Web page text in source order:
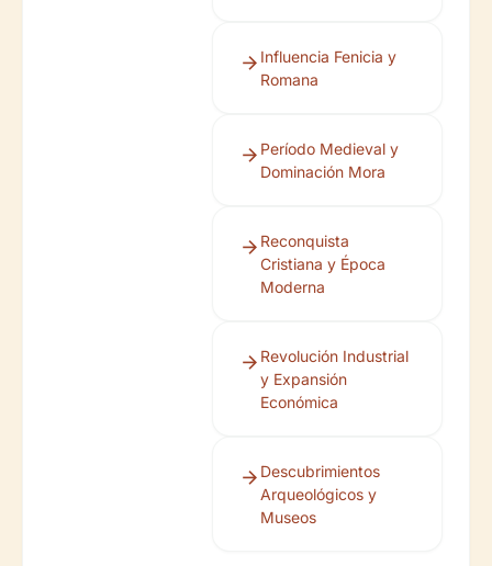
Influencia Fenicia y
Romana
Período Medieval y
Dominación Mora
Reconquista
Cristiana y Época
Moderna
Revolución Industrial
y Expansión
Económica
Descubrimientos
Arqueológicos y
Museos